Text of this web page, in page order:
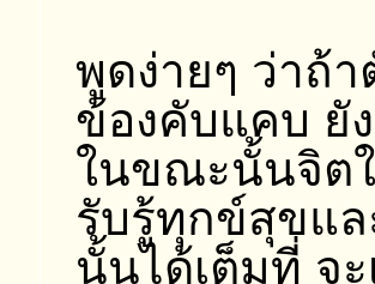
พูดง่ายๆ ว่าถ้
ข้องคับแคบ ยั
ในขณะนั้นจิตใ
รับรู้ทุกข์สุขแ
นั้นได้เต็มที่ จ